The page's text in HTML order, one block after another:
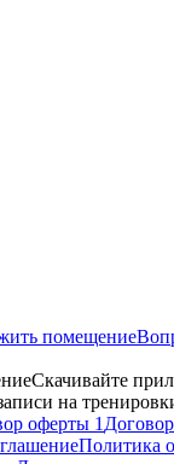
помещение
Скачивайте
на
оферты 1
Политика